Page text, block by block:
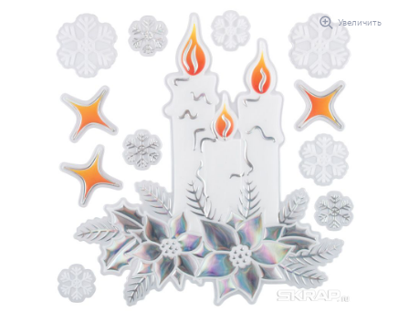
Увеличить